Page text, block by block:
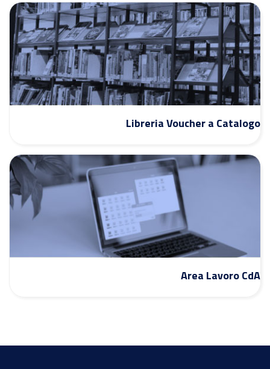
Libreria Voucher a Catalogo
Area Lavoro CdA